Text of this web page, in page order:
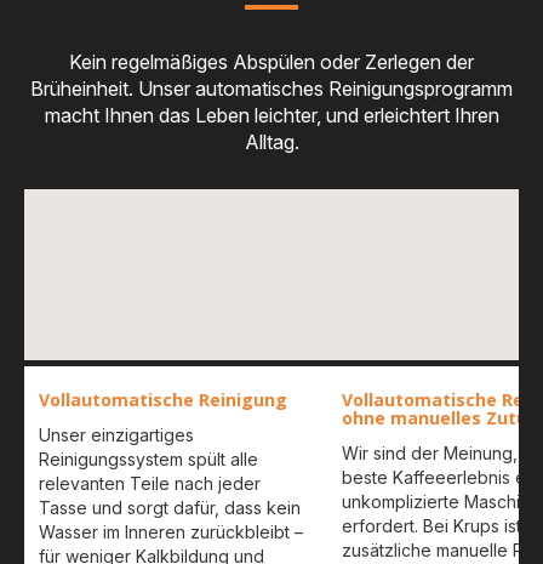
Kein regelmäßiges Abspülen oder Zerlegen der
Brüheinheit. Unser automatisches Reinigungsprogramm
macht Ihnen das Leben leichter, und erleichtert Ihren
Alltag.
Vollautomatische Reinigung
Unser einzigartiges
Reinigungssystem spült alle
relevanten Teile nach jeder
Tasse und sorgt dafür, dass kein
Wasser im Inneren zurückbleibt –
für weniger Kalkbildung und
Vollautomatische
ohne manuelles Zutun
Wir sind der Meinung,
beste Kaffeeerlebnis
unkomplizierte
erfordert. Bei Krups ist
zusätzliche manuelle